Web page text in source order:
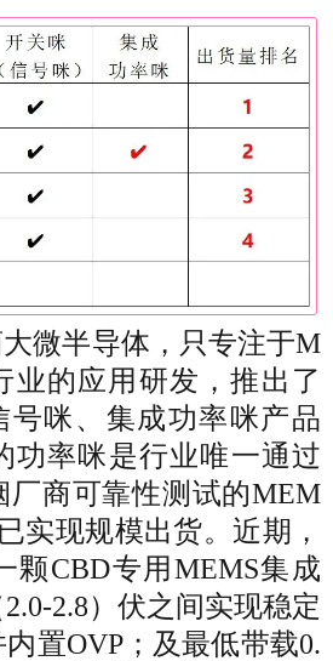
微半导体，只专注于M
业的应用研发，推出了
号咪、集成功率咪产品
功率咪是行业唯一通过
厂商可靠性测试的MEM
实现规模出货。近期，
颗CBD专用MEMS集成
2.8）伏之间实现稳定
置OVP；及最低带载0.